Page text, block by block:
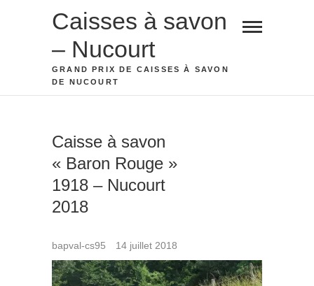
Caisses à savon
– Nucourt
GRAND PRIX DE CAISSES À SAVON
DE NUCOURT
Caisse à savon
« Baron Rouge »
1918 – Nucourt
2018
bapval-cs95 14 juillet 2018